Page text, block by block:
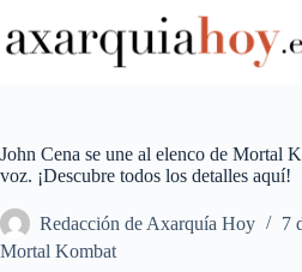
al
contenido
John Cena se une al elenco de Mortal
voz. ¡Descubre todos los detalles aquí!
Redacción de Axarquía Hoy
7
Mortal Kombat